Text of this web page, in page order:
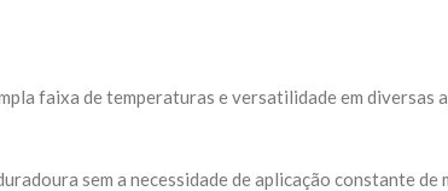
faixa de temperaturas e versatilidade em diversas
sem a necessidade de aplicação constante de